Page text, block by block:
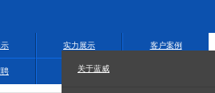
关于蓝威
实力展示 客户案例
聘 现场实拍